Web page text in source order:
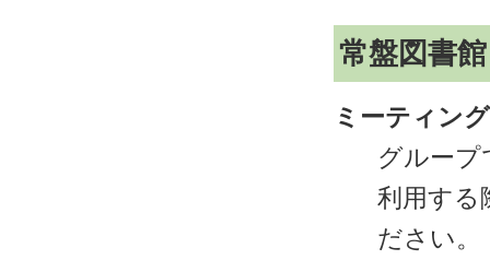
常盤図書館
ミーティン
グループ
利用する
ださい。